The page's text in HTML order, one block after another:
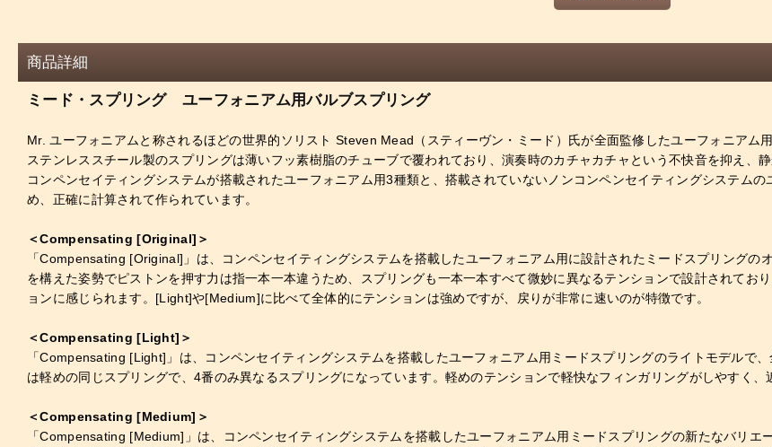
商品詳細
ミード・スプリング ユーフォニアム用バルブスプリング
Mr. ユーフォニアムと称されるほどの世界的ソリスト Steven Mead（スティーヴン・ミード）氏が全面監修したユーフォニアム
ステンレススチール製のスプリングは薄いフッ素樹脂のチューブで覆われており、演奏時のカチャカチャという不快音を抑え、
コンペンセイティングシステムが搭載されたユーフォニアム用3種類と、搭載されていないノンコンペンセイティングシステム
め、正確に計算されて作られています。
＜Compensating [Original]＞
「Compensating [Original]」は、コンペンセイティングシステムを搭載したユーフォニアム用に設計されたミードスプリング
を構えた姿勢でピストンを押す力は指一本一本違うため、スプリングも一本一本すべて微妙に異なるテンションで設計されてお
ョンに感じられます。[Light]や[Medium]に比べて全体的にテンションは強めですが、戻りが非常に速いのが特徴です。
＜Compensating [Light]＞
「Compensating [Light]」は、コンペンセイティングシステムを搭載したユーフォニアム用ミードスプリングのライトモデルで
は軽めの同じスプリングで、4番のみ異なるスプリングになっています。軽めのテンションで軽快なフィンガリングがしやすく
＜Compensating [Medium]＞
「Compensating [Medium]」は、コンペンセイティングシステムを搭載したユーフォニアム用ミードスプリングの新たなバリ